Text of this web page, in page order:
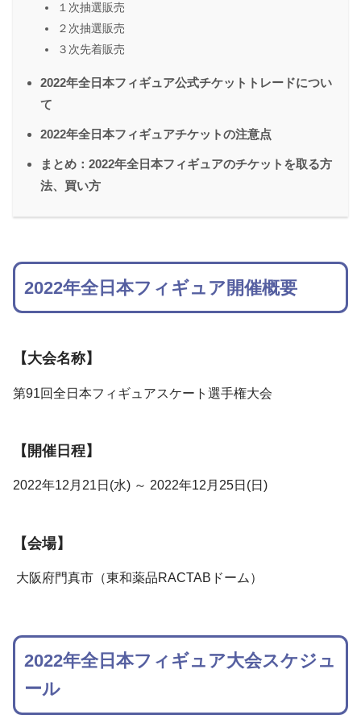
１次抽選販売
２次抽選販売
３次先着販売
2022年全日本フィギュア公式チケットトレードについ
て
2022年全日本フィギュアチケットの注意点
まとめ：2022年全日本フィギュアのチケットを取る方
法、買い方
2022年全日本フィギュア開催概要
【大会名称】
第91回全日本フィギュアスケート選手権大会
【開催日程】
2022年12月21日(水) ～ 2022年12月25日(日)
【会場】
大阪府門真市（東和薬品RACTABドーム）
2022年全日本フィギュア大会スケジュ
ール